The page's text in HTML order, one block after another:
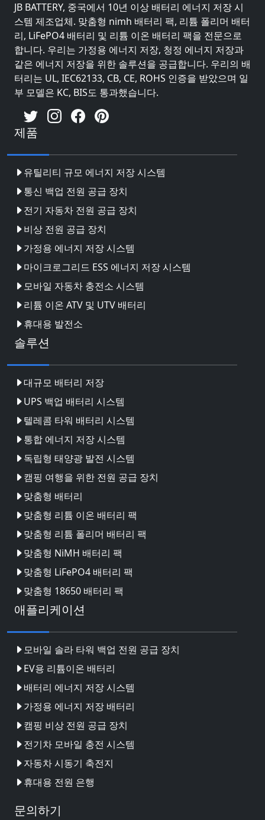
JB BATTERY, 중국에서 10년 이상 배터리 에너지 저장 시
스템 제조업체. 맞춤형 nimh 배터리 팩, 리튬 폴리머 배터
리, LiFePO4 배터리 및 리튬 이온 배터리 팩을 전문으로
합니다. 우리는 가정용 에너지 저장, 청정 에너지 저장과
같은 에너지 저장을 위한 솔루션을 공급합니다. 우리의 배
터리는 UL, IEC62133, CB, CE, ROHS 인증을 받았으며 일
부 모델은 KC, BIS도 통과했습니다.
제품
유틸리티 규모 에너지 저장 시스템
통신 백업 전원 공급 장치
전기 자동차 전원 공급 장치
비상 전원 공급 장치
가정용 에너지 저장 시스템
마이크로그리드 ESS 에너지 저장 시스템
모바일 자동차 충전소 시스템
리튬 이온 ATV 및 UTV 배터리
휴대용 발전소
솔루션
대규모 배터리 저장
UPS 백업 배터리 시스템
텔레콤 타워 배터리 시스템
통합 에너지 저장 시스템
독립형 태양광 발전 시스템
캠핑 여행을 위한 전원 공급 장치
맞춤형 배터리
맞춤형 리튬 이온 배터리 팩
맞춤형 리튬 폴리머 배터리 팩
맞춤형 NiMH 배터리 팩
맞춤형 LiFePO4 배터리 팩
맞춤형 18650 배터리 팩
애플리케이션
모바일 솔라 타워 백업 전원 공급 장치
EV용 리튬이온 배터리
배터리 에너지 저장 시스템
가정용 에너지 저장 배터리
캠핑 비상 전원 공급 장치
전기차 모바일 충전 시스템
자동차 시동기 축전지
휴대용 전원 은행
문의하기